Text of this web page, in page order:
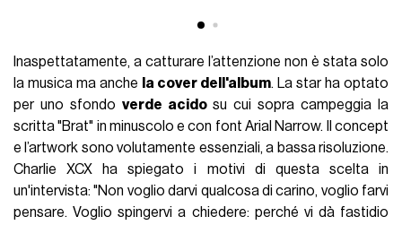
Inaspettatamente, a catturare l’attenzione non è stata solo
la musica ma anche
la cover dell'album. La star ha optato
per uno sfondo verde acidosu cui sopra campeggia la
scritta "Brat" in minuscolo e con font Arial Narrow. Il concept
e l’artwork sono volutamente essenziali, a bassa risoluzione.
Charlie XCX ha spiegato i motivi di questa scelta in
un'intervista: "Non voglio darvi qualcosa di carino, voglio farvi
pensare. Voglio spingervi a chiedere: perché vi dà fastidio